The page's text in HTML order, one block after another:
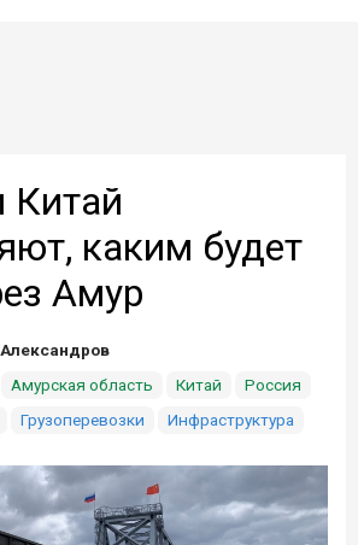
Китай
каким будет
Амур
Амурская область Китай
Россия
Грузоперевозки Инфраструктура